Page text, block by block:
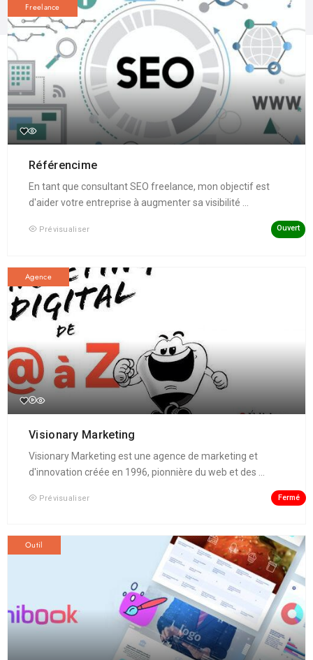
Freelance
Référencime
En tant que consultant SEO freelance, mon objectif est
d'aider votre entreprise à augmenter sa visibilité ...
Prévisualiser Ouvert
Agence
Visionary Marketing
Visionary Marketing est une agence de marketing et
d'innovation créée en 1996, pionnière du web et des ...
Prévisualiser Fermé
Outil